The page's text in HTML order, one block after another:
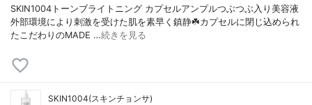
SKIN1004トーンブライトニング カプセルアンプルつぶつぶ入り美容液
外部環境により刺激を受けた肌を素早く鎮静☘️カプセルに閉じ込められ
たこだわりのMADE …続きを見る
SKIN1004(スキンチョンサ)